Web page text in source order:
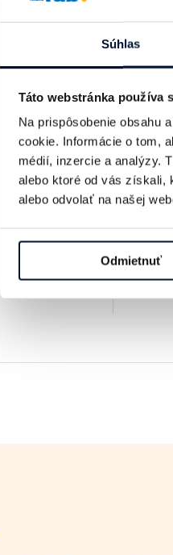
Súhlas
Táto webstránka používa
Na prispôsobenie obsahu
cookie. Informácie o tom,
médií, inzercie a analýzy.
alebo ktoré od vás získali,
alebo odvolať na našej
Odmietnuť